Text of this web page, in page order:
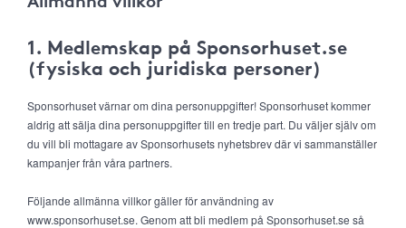
1. Medlemskap på Sponsorhuset.se
(fysiska och juridiska personer)
Sponsorhuset värnar om dina personuppgifter! Sponsorhuset kommer
aldrig att sälja dina personuppgifter till en tredje part. Du väljer själv om
du vill bli mottagare av Sponsorhusets nyhetsbrev där vi sammanställer
kampanjer från våra partners.
Följande allmänna villkor gäller för användning av
www.sponsorhuset.se. Genom att bli medlem på Sponsorhuset.se så